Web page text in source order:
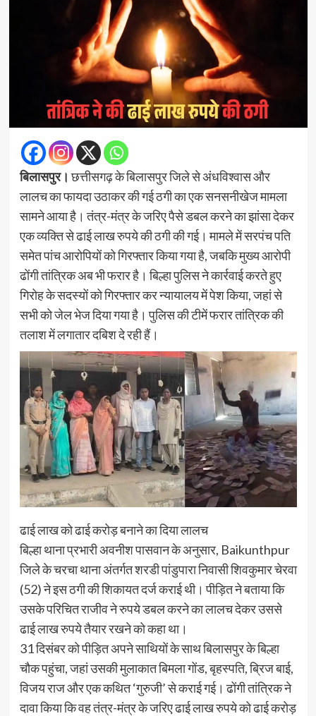
बिलासपुर। छत्तीसगढ़ के बिलासपुर जिले से अंधविश्वास और
लालच का फायदा उठाकर की गई ठगी का एक सनसनीखेज मामला
सामने आया है। तंत्र-मंत्र के जरिए पैसे डबल करने का झांसा देकर
एक व्यक्ति से ढाई लाख रुपये की ठगी की गई। मामले में सरपंच पति
समेत पांच आरोपियों को गिरफ्तार किया गया है, जबकि मुख्य आरोपी
ढोंगी तांत्रिक अब भी फरार है। बिल्हा पुलिस ने कार्रवाई करते हुए
गिरोह के सदस्यों को गिरफ्तार कर न्यायालय में पेश किया, जहां से
सभी को जेल भेज दिया गया है। पुलिस की टीमें फरार तांत्रिक की
तलाश में लगातार दबिश दे रही हैं।
ढाई लाख को ढाई करोड़ बनाने का दिया लालच
बिल्हा थाना प्रभारी अवनीश पासवान के अनुसार, Baikunthpur
जिले के चरचा थाना अंतर्गत शरडी पांडुपारा निवासी शिवकुमार चेरवा
(52) ने इस ठगी की शिकायत दर्ज कराई थी। पीड़ित ने बताया कि
उसके परिचित राजीव ने रुपये डबल करने का लालच देकर उससे
ढाई लाख रुपये तैयार रखने को कहा था।
31 दिसंबर को पीड़ित अपने साथियों के साथ बिलासपुर के बिल्हा
चौक पहुंचा, जहां उसकी मुलाकात बिमला गोंड, बृहस्पति, ब्रिज बाई,
विजय राज और एक कथित ‘गुरुजी’ से कराई गई। ढोंगी तांत्रिक ने
दावा किया कि वह तंत्र-मंत्र के जरिए ढाई लाख रुपये को ढाई करोड़